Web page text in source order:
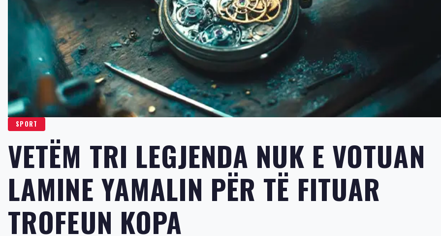
SPORT
VETËM TRI LEGJENDA NUK E VOTUAN
LAMINE YAMALIN PËR TË FITUAR
TROFEUN KOPA